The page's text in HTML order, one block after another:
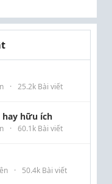
· 25.2k Bài viết
hay hữu ích
· 60.1k Bài viết
· 50.4k Bài viết